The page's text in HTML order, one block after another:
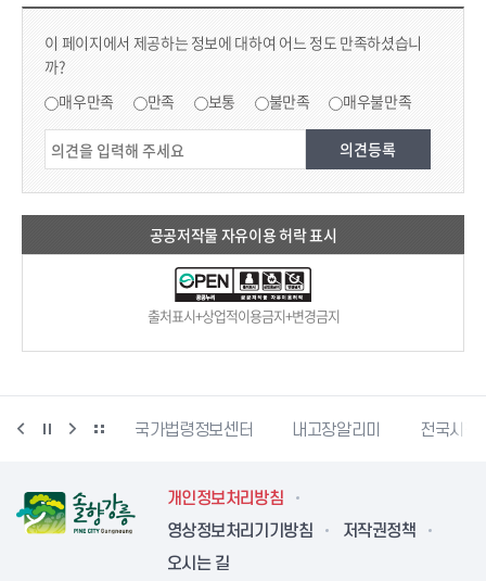
컨텐츠 만족도 조사 & 공공저작물 자유이용 허락 표시
이 페이지에서 제공하는 정보에 대하여 어느 정도 만족하셨습니
까?
매우만족 만족 보통 불만족 매우불만족
공공저작물 자유이용 허락 표시
출처표시+상업적이용금지+변경금지
문서24 국가법령정보센터 내고장알리미 전국시장
개인정보처리방침
영상정보처리기기방침
저작권정책
오시는 길